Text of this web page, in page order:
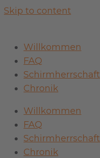
Skip to content
Willkommen
FAQ
Schirmherrschaft
Chronik
Willkommen
FAQ
Schirmherrschaft
Chronik